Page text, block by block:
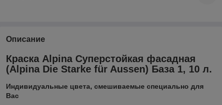
Описание
Краска Alpina Суперстойкая фасадная
(Alpina Die Starke für Aussen) База 1, 10 л.
Индивидуальные цветa, смешиваемые специально для
Вас